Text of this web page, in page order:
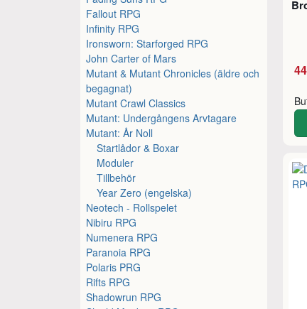
Fallout RPG
Infinity RPG
Ironsworn: Starforged RPG
John Carter of Mars
Mutant & Mutant Chronicles (äldre och
begagnat)
Mutant Crawl Classics
Mutant: Undergångens Arvtagare
Mutant: År Noll
Startlådor & Boxar
Moduler
Tillbehör
Year Zero (engelska)
Neotech - Rollspelet
Nibiru RPG
Numenera RPG
Paranoia RPG
Polaris PRG
Rifts RPG
Shadowrun RPG